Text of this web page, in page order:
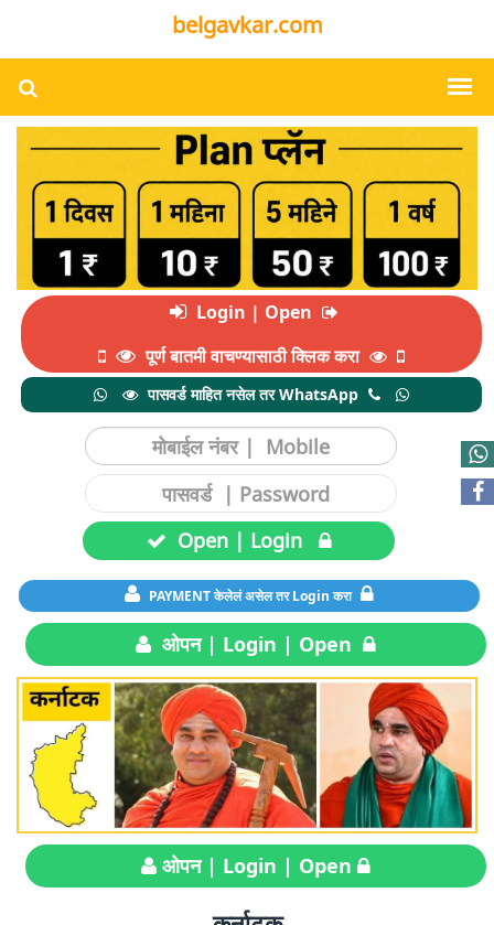
belgavkar.com
Login | Open
पूर्ण बातमी वाचण्यासाठी क्लिक करा
पासवर्ड माहित नसेल तर WhatsApp
Open | Login
PAYMENT केलेलं असेल तर Login करा
ओपन | Login | Open
ओपन | Login | Open